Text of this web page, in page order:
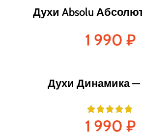
Духи Absolu
1 990 ₽
Духи Динамика
1 990 ₽